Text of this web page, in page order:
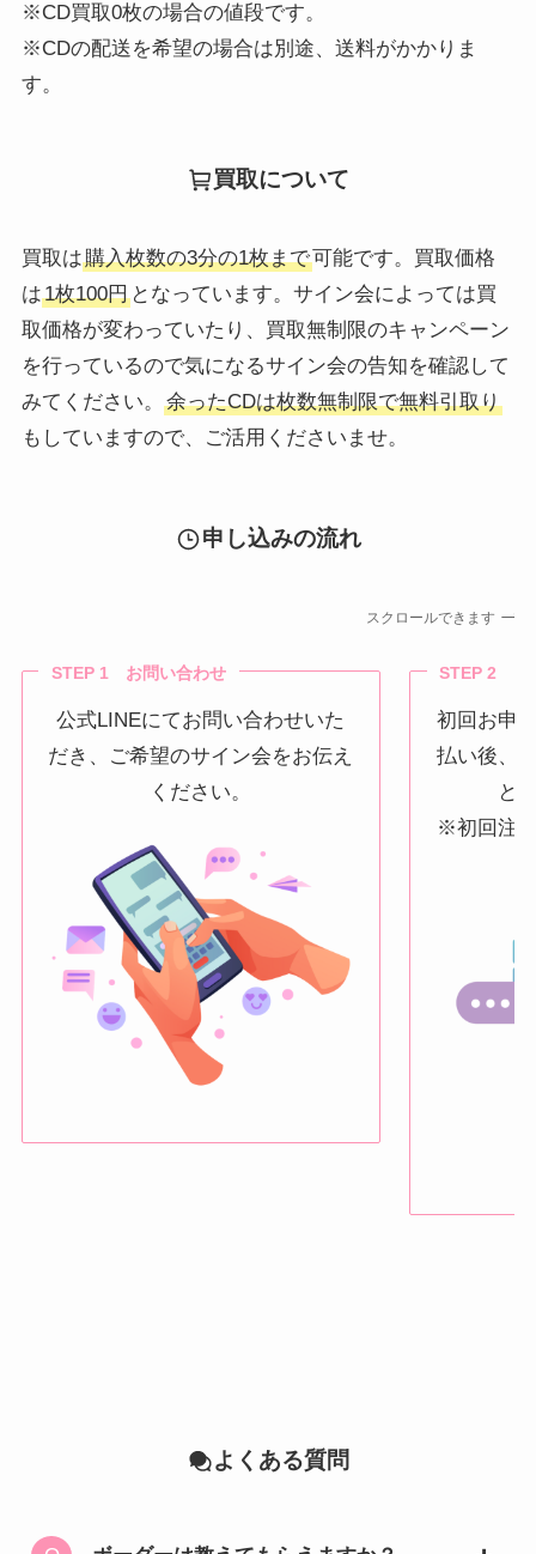
※CD買取0枚の場合の値段です。
※CDの配送を希望の場合は別途、送料がかかりま
す。
買取について
買取は購入枚数の3分の1枚まで可能です。買取価格
は1枚100円となっています。サイン会によっては買
取価格が変わっていたり、買取無制限のキャンペーン
を行っているので気になるサイン会の告知を確認して
みてください。
余ったCDは枚数無制限で無料引取り
もしていますので、ご活用くださいませ。
申し込みの流れ
スクロールできます
STEP 1 お問い合わせ
公式LINEにてお問い合わせいた
だき、ご希望のサイン会をお伝え
ください。
STEP 2 ご
初回お申
払い後、
と
※初回注
よくある質問